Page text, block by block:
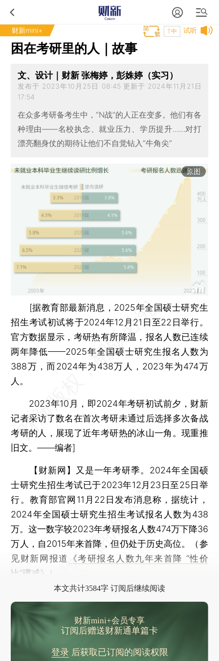
财新mini+ 试听
T中
困在考研里的人｜故事
文、设计｜财新 张梅婷，彭姝婷（实习）
发布于 2023年10月25日 08:45 更新于 2024年11月21日
17:54
在众多考研备考生中，“N战”的人正在变多。他们有各
种理由——名校执念、就业压力、学历提升……对打
漂亮翻身仗的期待让他们不自觉钻入“牛角尖”
原图
[据教育部最新消息，2025年全国硕士研究生
招生考试初试将于2024年12月21日至22日举行。
官方数据显示，考研热有所降温，报名人数已连续
两年降低——2025年全国硕士研究生报名人数为
388万，而2024年为438万人，2023年为474万
人。
2023年10月，即2024年考研初试前夕，财新
记者采访了数名在首次考研未通过后选择多次备战
考研的人，展现了近年考研热的冰山一角。现重推
旧文。——编者]
【财新网】
又是一年考研季。2024年全国硕
士研究生招生考试已于2023年12月23日至25日举
行。教育部官网11月22日发布消息称，据统计，
2024年全国硕士研究生招生考试报名人数为438
万。这一数字较2023年考研报名人数474万下降36
万人，自2015年来首降，但仍处于历史高位。（参
见财新网报道
《考研报名人数九年来首降 “性价
比”骤减》
）
本文共计3584字 订阅后继续阅读
财新mini+会员专享
订阅后赠送财新通单篇卡
登录后获取已订阅的阅读权限